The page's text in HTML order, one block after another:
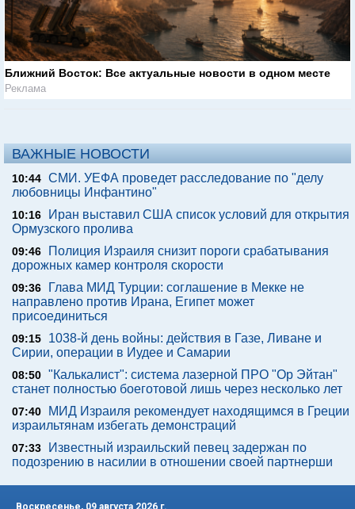
Ближний Восток: Все актуальные новости в одном месте
Реклама
ВАЖНЫЕ НОВОСТИ
10:44 СМИ. УЕФА проведет расследование по "делу
любовницы Инфантино"
10:16
Иран выставил США список условий для открытия
Ормузского пролива
09:46
Полиция Израиля снизит пороги срабатывания
дорожных камер контроля скорости
09:36
Глава МИД Турции: соглашение в Мекке не
направлено против Ирана, Египет может
присоединиться
09:15
1038-й день войны: действия в Газе, Ливане и
Сирии, операции в Иудее и Самарии
08:50 "Калькалист": система лазерной ПРО "Ор Эйтан"
станет полностью боеготовой лишь через несколько лет
07:40
МИД Израиля рекомендует находящимся в Греции
израильтянам избегать демонстраций
07:33
Известный израильский певец задержан по
подозрению в насилии в отношении своей партнерши